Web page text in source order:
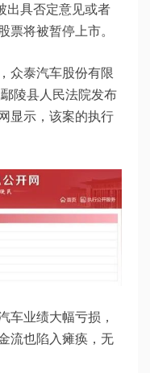
出具否定意见或者
票将被暂停上市。
众泰汽车股份有限
陵县人民法院发布
显示，该案的执行
车业绩大幅亏损，
流也陷入瘫痪，无